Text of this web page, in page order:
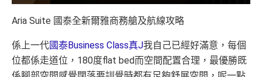
Aria Suite 國泰全新爾雅商務艙及航線攻略
係上一代國泰Business Class真J我自己已經好滿意，每個
位都係走道位，180度flat bed而空間配置合理，最優勝既